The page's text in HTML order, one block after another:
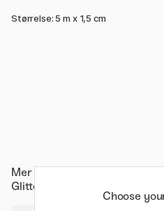
Størrelse: 5 m x 1,5 cm
Mer fra
Glittertape
Choose